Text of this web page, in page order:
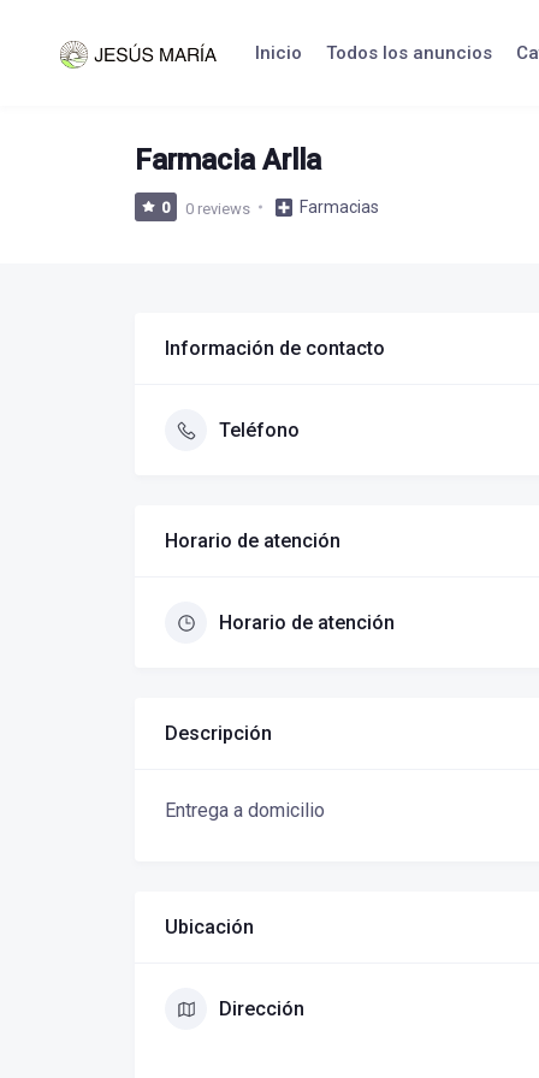
Inicio Todos los anuncios
Farmacia Arlla
0 0 reviews Farmacias
Información de contacto
Teléfono
Horario de atención
Horario de atención
Descripción
Entrega a domicilio
Ubicación
Dirección